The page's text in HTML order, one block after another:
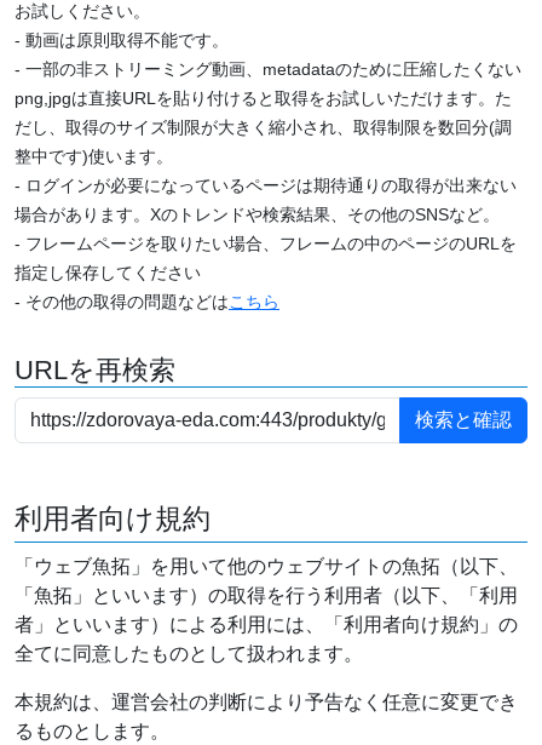
お試しください。
- 動画は原則取得不能です。
- 一部の非ストリーミング動画、metadataのために圧縮したくない
png,jpgは直接URLを貼り付けると取得をお試しいただけます。た
だし、取得のサイズ制限が大きく縮小され、取得制限を数回分(調
整中です)使います。
- ログインが必要になっているページは期待通りの取得が出来ない
場合があります。Xのトレンドや検索結果、その他のSNSなど。
- フレームページを取りたい場合、フレームの中のページのURLを
指定し保存してください
- その他の取得の問題などはこちら
URLを再検索
利用者向け規約
「ウェブ魚拓」を用いて他のウェブサイトの魚拓（以下、
「魚拓」といいます）の取得を行う利用者（以下、「利用
者」といいます）による利用には、「利用者向け規約」の
全てに同意したものとして扱われます。
本規約は、運営会社の判断により予告なく任意に変更でき
るものとします。